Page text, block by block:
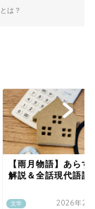
は？
文学
【雨月物語】あらす
解説＆全話現代語訳
2026年2